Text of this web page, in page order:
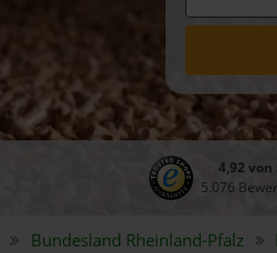
4,92 von
5.076
Bundesland Rheinland-Pfalz